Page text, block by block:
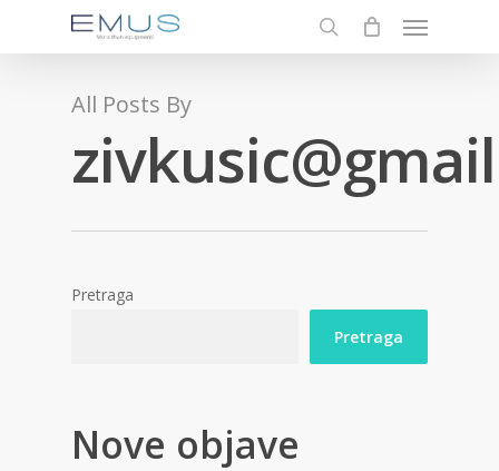
search
Menu
All Posts By
Pretraga
Pretraga
Nove objave